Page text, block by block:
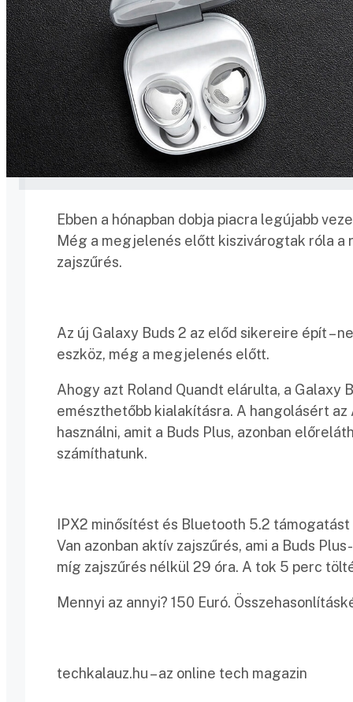
Ebben a hónapban dobja piacra legújabb
Még a megjelenés előtt kiszivárogtak róla
zajszűrés.
Az új Galaxy Buds 2 az előd sikereire épít –
eszköz, még a megjelenés előtt.
Ahogy azt Roland Quandt elárulta, a Galaxy
emészthetőbb kialakításra. A hangolásért
használni, amit a Buds Plus, azonban
számíthatunk.
IPX2 minősítést és Bluetooth 5.2
Van azonban aktív zajszűrés, ami a Buds
míg zajszűrés nélkül 29 óra. A tok 5 perc
Mennyi az annyi? 150 Euró.
techkalauz.hu – az online tech magazin